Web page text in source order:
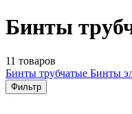
Бинты
11 товаров
Бинты трубчатые Бинты
Фильтр